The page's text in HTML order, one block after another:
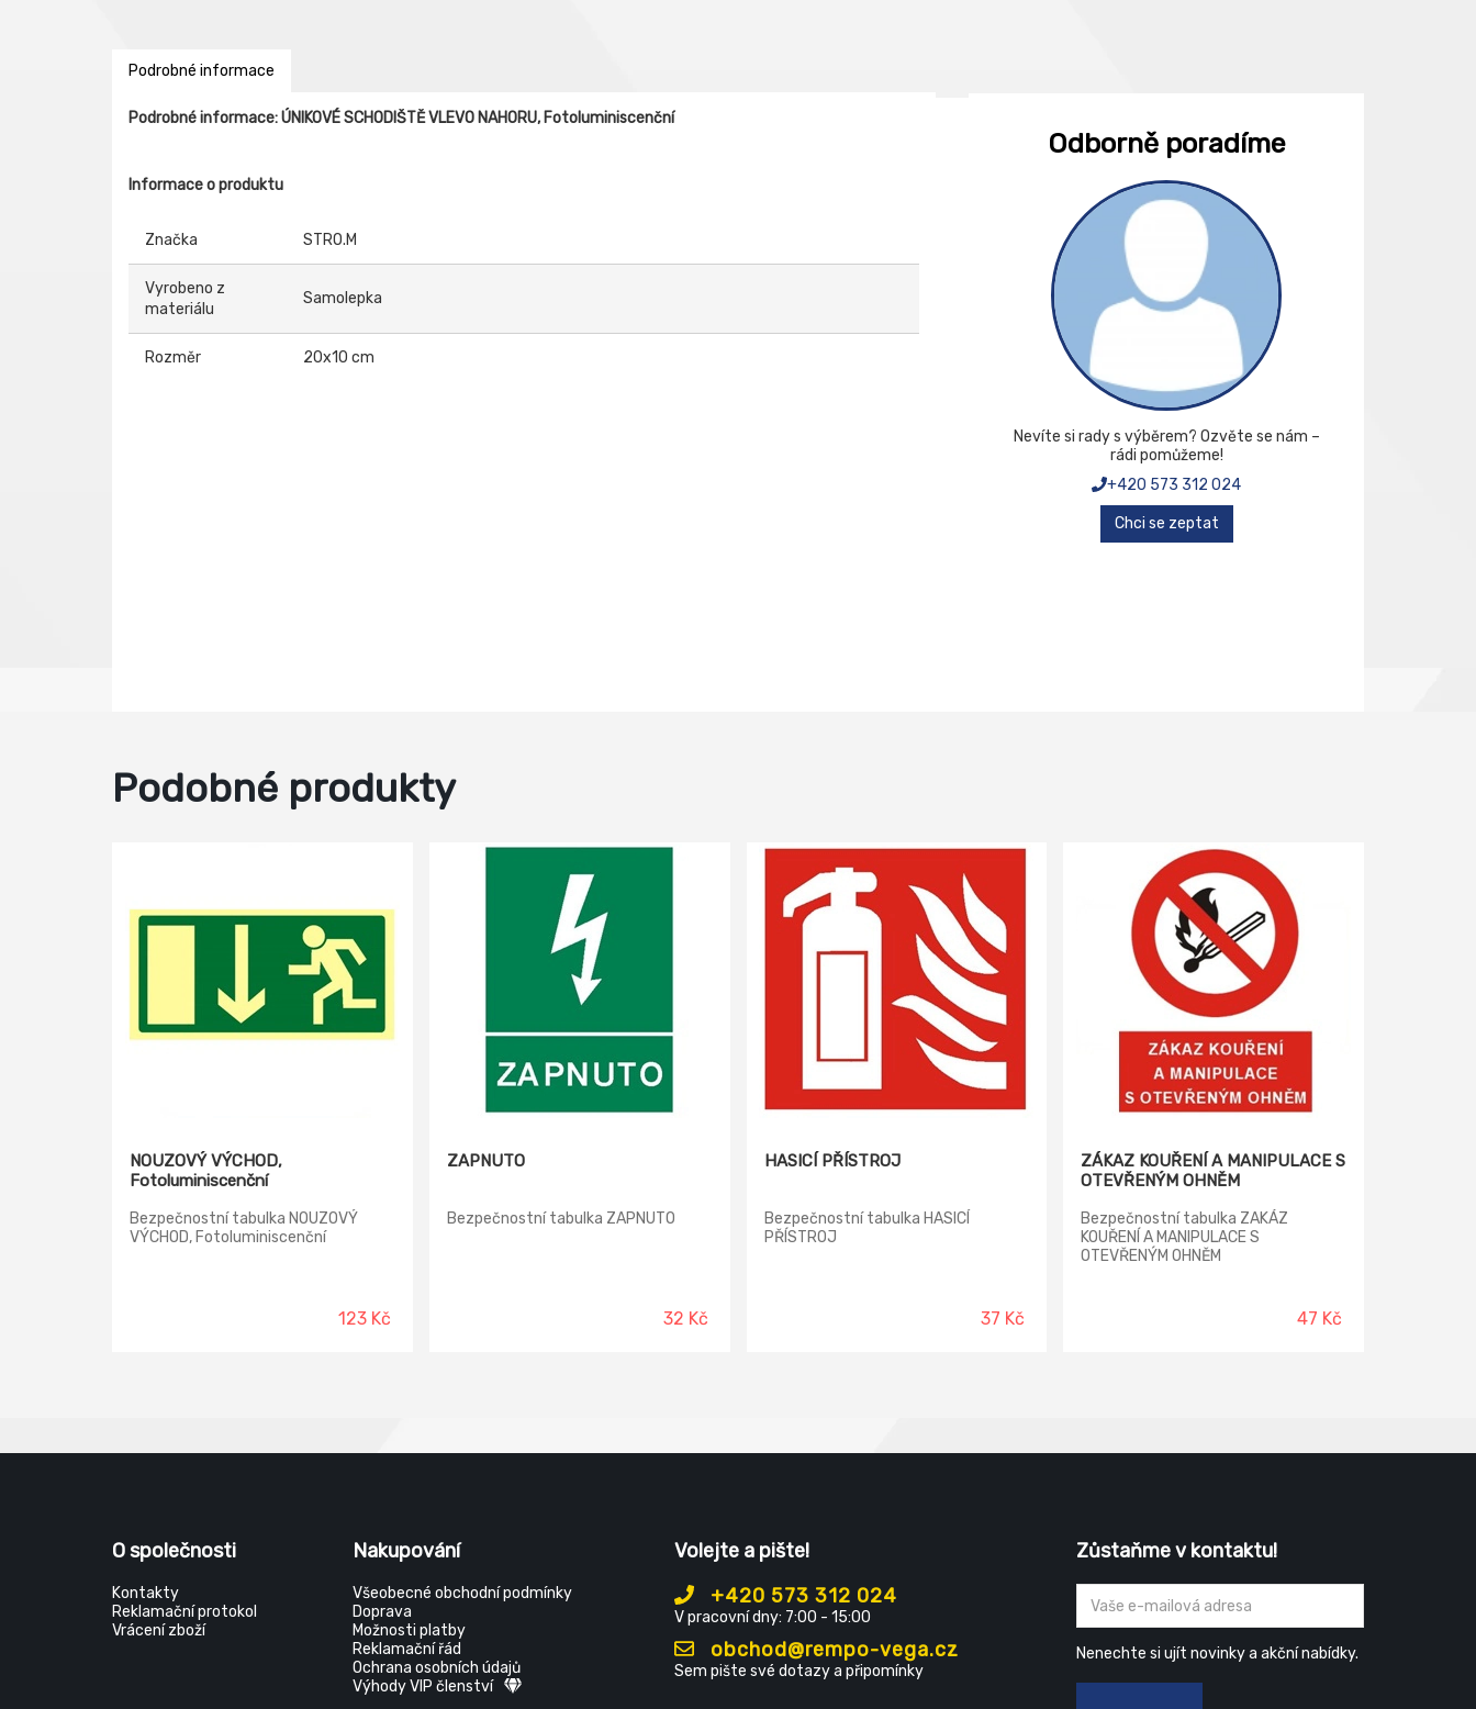
Podrobné informace
Podrobné informace: ÚNIKOVÉ SCHODIŠTĚ VLEVO NAHORU, Fotoluminiscenční
Informace o produktu
Značka STRO.M
Vyrobeno z
materiálu
Samolepka
Rozměr 20x10 cm
Odborně poradíme
Nevíte si rady s výběrem? Ozvěte se nám –
rádi pomůžeme!
+420 573 312 024
Chci se zeptat
Podobné produkty
NOUZOVÝ VÝCHOD,
Fotoluminiscenční
Bezpečnostní tabulka NOUZOVÝ
VÝCHOD, Fotoluminiscenční
123 Kč
ZAPNUTO
Bezpečnostní tabulka ZAPNUTO
32 Kč
HASICÍ PŘÍSTROJ
Bezpečnostní tabulka HASICÍ
PŘÍSTROJ
37 Kč
ZÁKAZ KOUŘENÍ A MANIPULACE S
OTEVŘENÝM OHNĚM
Bezpečnostní tabulka ZAKÁZ
KOUŘENÍ A MANIPULACE S
OTEVŘENÝM OHNĚM
47 Kč
O společnosti
Kontakty
Reklamační protokol
Vrácení zboží
Nakupování
Všeobecné obchodní podmínky
Doprava
Možnosti platby
Reklamační řád
Ochrana osobních údajů
Výhody VIP členství
Volejte a pište!
+420 573 312 024
V pracovní dny: 7:00 - 15:00
obchod@rempo-vega.cz
Sem pište své dotazy a připomínky
Zůstaňme v kontaktu!
Nenechte si ujít novinky a akční nabídky.